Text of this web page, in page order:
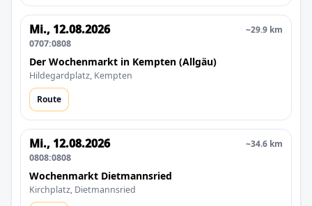
Mi., 12.08.2026
0707:0808
~29.9 km
Der Wochenmarkt in Kempten (Allgäu)
Hildegardplatz, Kempten
Route
Mi., 12.08.2026
0808:0808
~34.6 km
Wochenmarkt Dietmannsried
Kirchplatz, Dietmannsried